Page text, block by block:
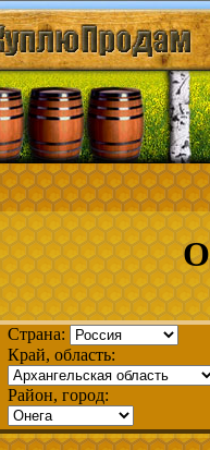
Страна:
Край, область:
Район, город: